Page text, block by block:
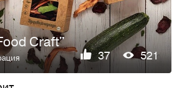
Craft"
37 521